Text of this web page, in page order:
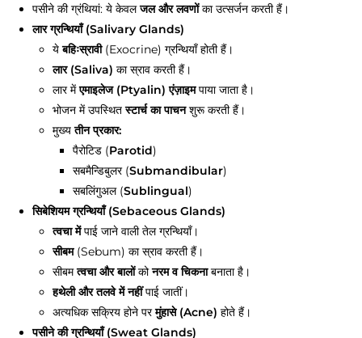
पसीने की ग्रंथियां: ये केवलजल और लवणोंका उत्सर्जन करती हैं।
लार ग्रन्थियाँ (Salivary Glands)
येबहिःस्रावी(Exocrine) ग्रन्थियाँ होती हैं।
लार (Saliva) का स्राव करती हैं।
लार मेंएमाइलेज (Ptyalin) एंज़ाइमपाया जाता है।
भोजन में उपस्थितस्टार्च का पाचनशुरू करती हैं।
मुख्यतीन प्रकार:
पैरोटिड (Parotid)
सबमैन्डिबुलर (Submandibular)
सबलिंगुअल (Sublingual)
सिबेशियम ग्रन्थियाँ (Sebaceous Glands)
त्वचा मेंपाई जाने वाली तेल ग्रन्थियाँ।
सीबम(Sebum) का स्राव करती हैं।
सीबमत्वचा और बालोंकोनरम व चिकनाबनाता है।
हथेली और तलवे में नहींपाई जातीं।
अत्यधिक सक्रिय होने परमुंहासे (Acne) होते हैं।
पसीने की ग्रन्थियाँ (Sweat Glands)